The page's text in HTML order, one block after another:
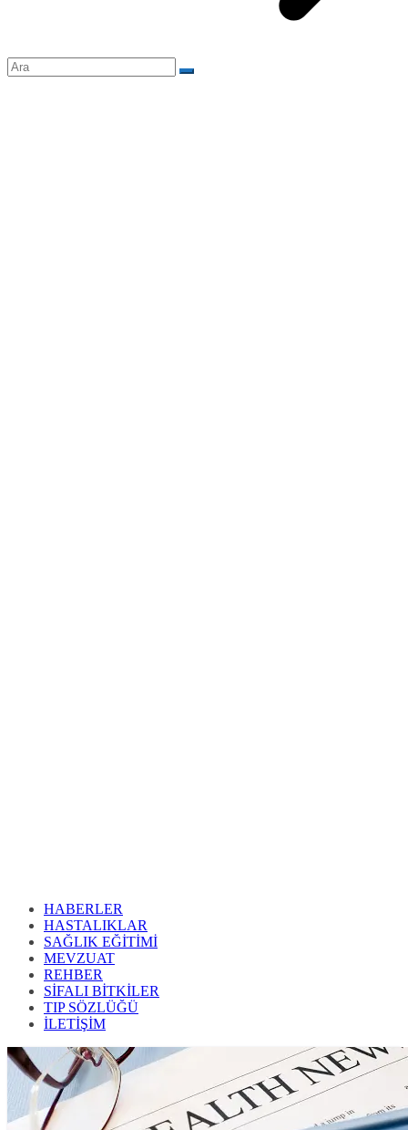
HABERLER
HASTALIKLAR
SAĞLIK EĞİTİMİ
MEVZUAT
REHBER
SİFALI BİTKİLER
TIP SÖZLÜĞÜ
İLETİŞİM